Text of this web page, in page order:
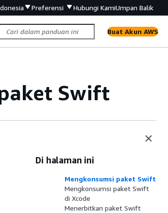
Preferensi Hubungi KamiUmpan Balik
Buat Akun AWS
Swift
Di halaman ini
Mengkonsumsi paket Swift
Mengkonsumsi paket Swift
di Xcode
Menerbitkan paket Swift